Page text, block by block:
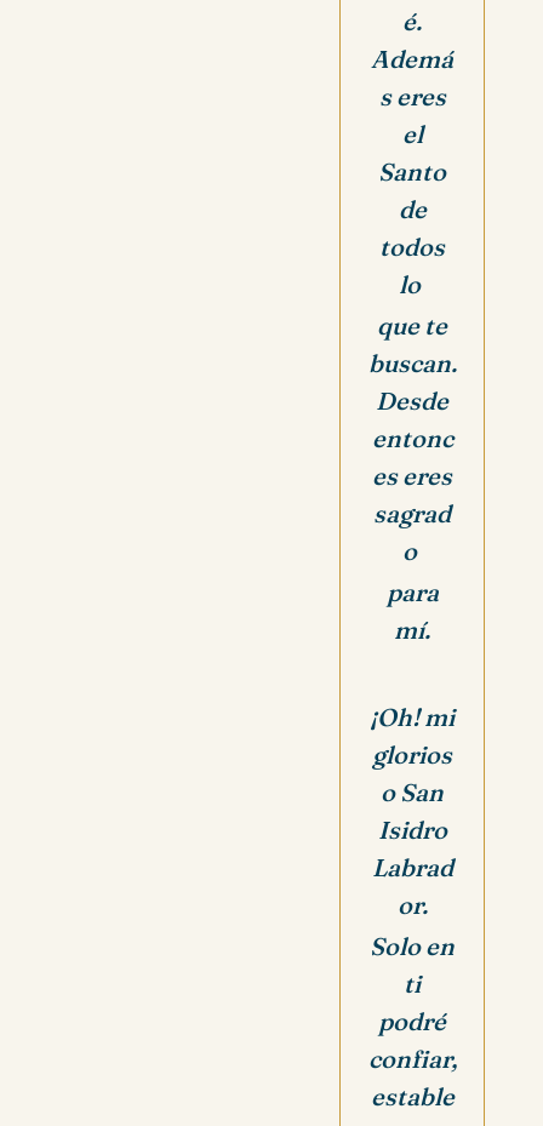
é.
Ademá
s eres
el
Santo
de
todos
lo
que te
buscan.
Desde
entonc
es eres
sagrad
o
para
mí.
¡Oh! mi
glorios
o San
Isidro
Labrad
or.
Solo en
ti
podré
confiar,
estable